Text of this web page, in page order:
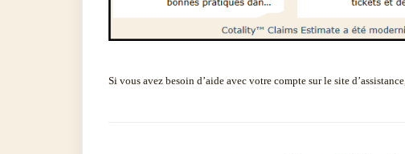
Si vous avez besoin d’aide avec votre compte sur le site d’assistance,